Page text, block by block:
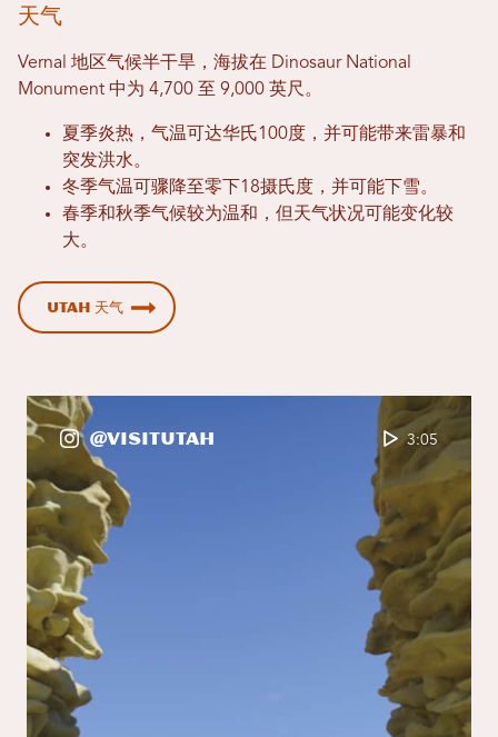
天气
Vernal 地区气候半干旱，海拔在 Dinosaur National
Monument 中为 4,700 至 9,000 英尺。
夏季炎热，气温可达华氏100度，并可能带来雷暴和
突发洪水。
冬季气温可骤降至零下18摄氏度，并可能下雪。
春季和秋季气候较为温和，但天气状况可能变化较
大。
Utah 天气
@VisitUtah 3:05